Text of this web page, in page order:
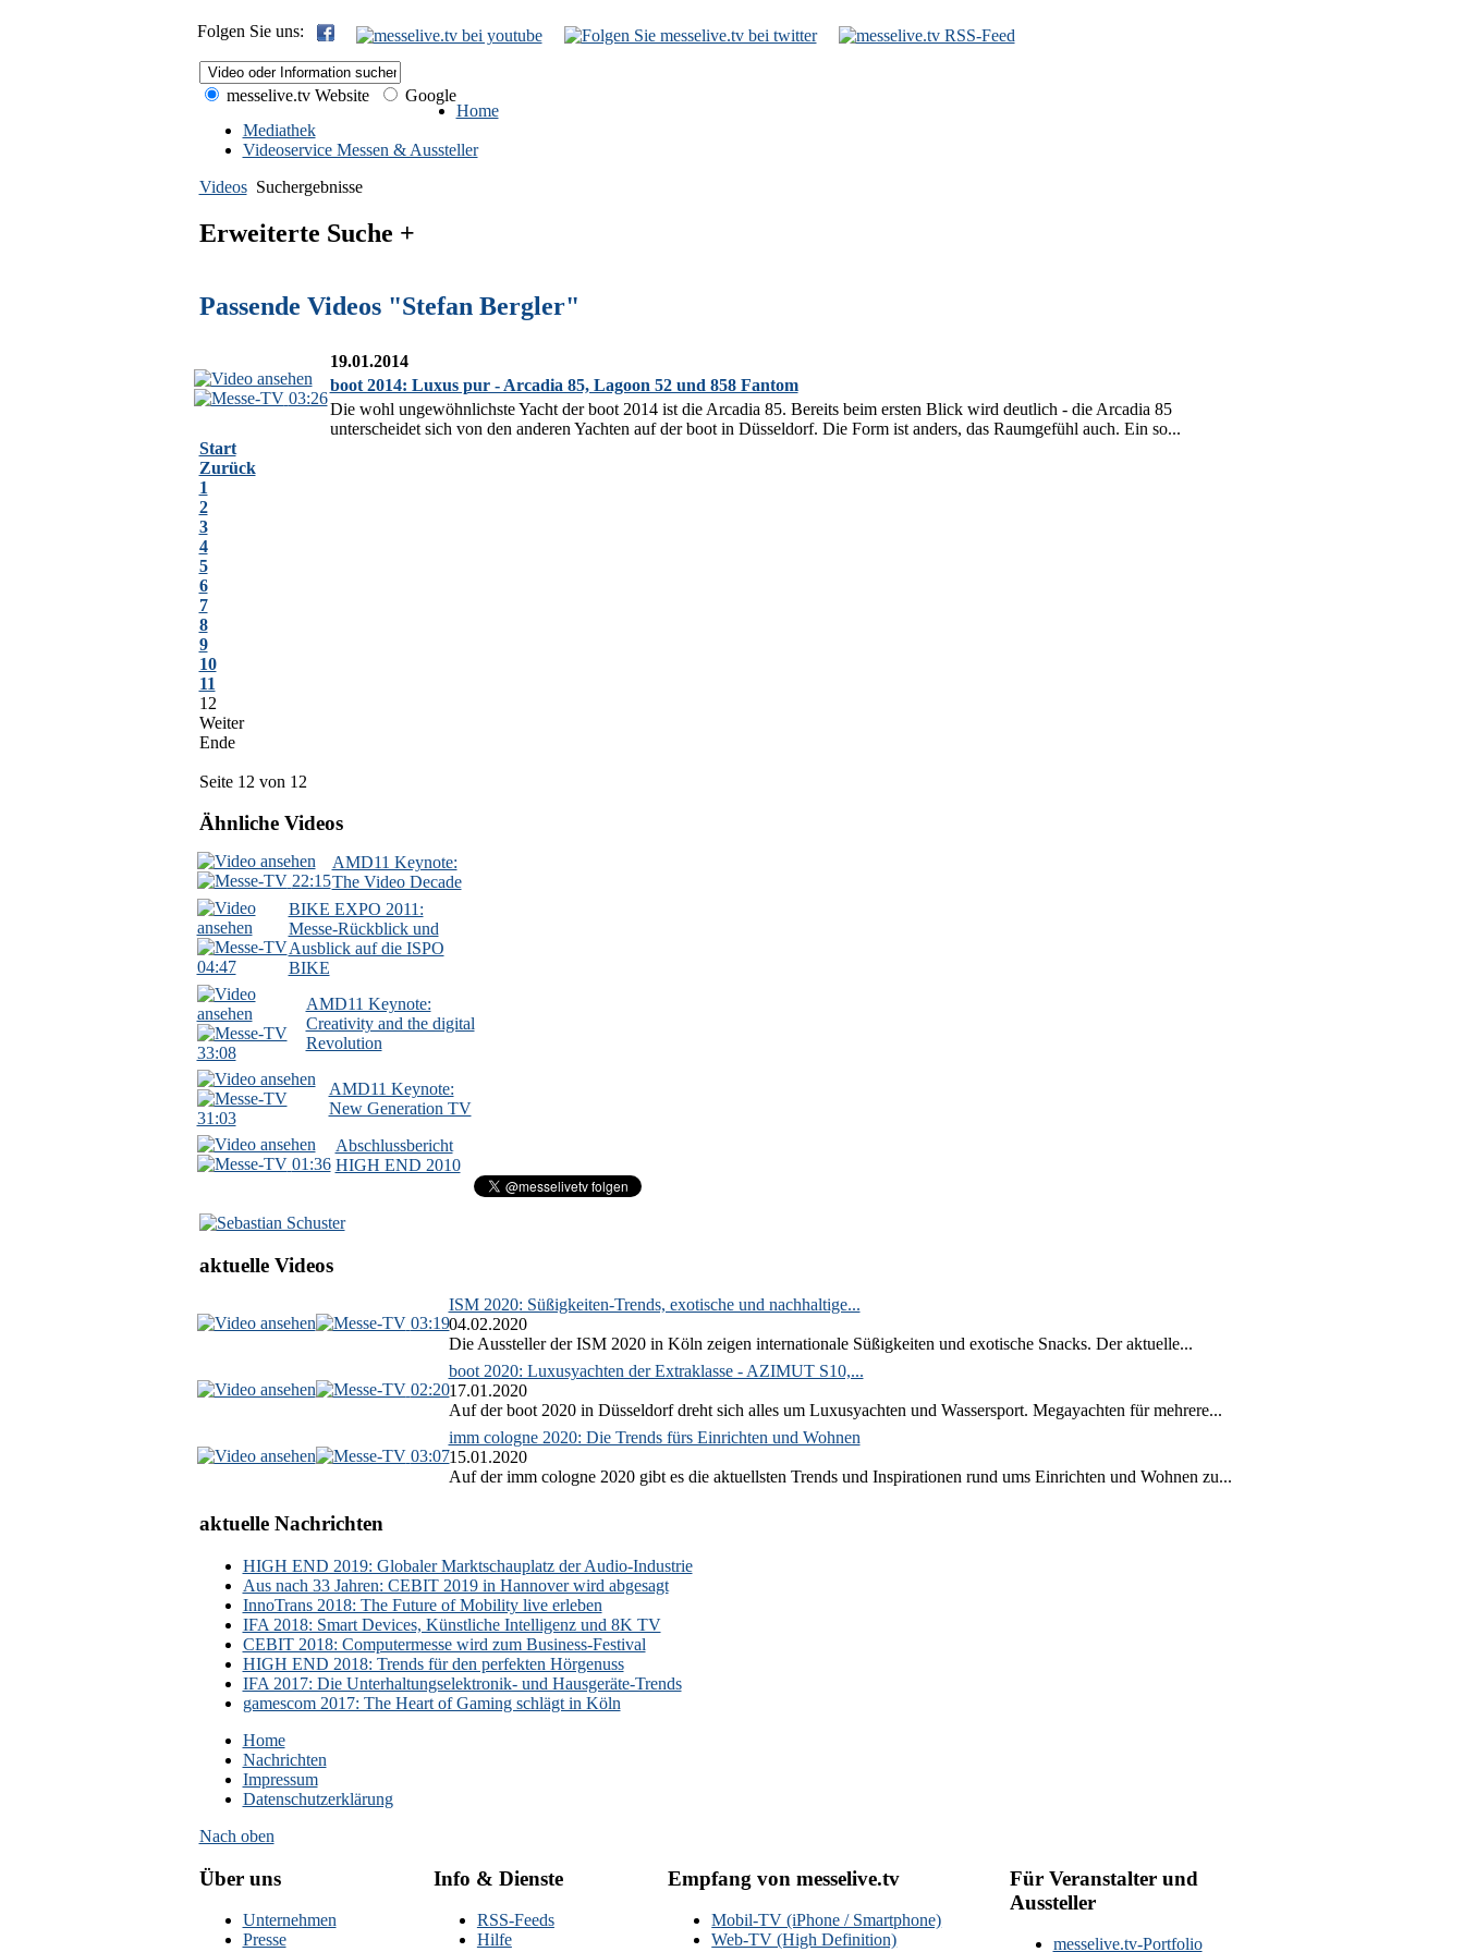
Folgen Sie uns:
messelive.tv Website
Google
Home
Mediathek
Videoservice Messen & Aussteller
Videos Suchergebnisse
Erweiterte Suche +
Passende Videos "Stefan Bergler"
03:26
19.01.2014
boot 2014: Luxus pur - Arcadia 85, Lagoon 52 und 858 Fantom
Die wohl ungewöhnlichste Yacht der boot 2014 ist die Arcadia 85. Bereits beim ersten Blick wird deutlich - die Arcadia 85
unterscheidet sich von den anderen Yachten auf der boot in Düsseldorf. Die Form ist anders, das Raumgefühl auch. Ein so...
Start
Zurück
1
2
3
4
5
6
7
8
9
10
11
12
Weiter
Ende
Seite 12 von 12
Ähnliche Videos
22:15
AMD11 Keynote:
The Video Decade
04:47
BIKE EXPO 2011:
Messe-Rückblick und
Ausblick auf die ISPO
BIKE
33:08
AMD11 Keynote:
Creativity and the digital
Revolution
31:03
AMD11 Keynote:
New Generation TV
01:36
Abschlussbericht
HIGH END 2010
aktuelle Videos
03:19
ISM 2020: Süßigkeiten-Trends, exotische und nachhaltige...
04.02.2020
Die Aussteller der ISM 2020 in Köln zeigen internationale Süßigkeiten und exotische Snacks. Der aktuelle...
02:20
boot 2020: Luxusyachten der Extraklasse - AZIMUT S10,...
17.01.2020
Auf der boot 2020 in Düsseldorf dreht sich alles um Luxusyachten und Wassersport. Megayachten für mehrere...
03:07
imm cologne 2020: Die Trends fürs Einrichten und Wohnen
15.01.2020
Auf der imm cologne 2020 gibt es die aktuellsten Trends und Inspirationen rund ums Einrichten und Wohnen zu...
aktuelle Nachrichten
HIGH END 2019: Globaler Marktschauplatz der Audio-Industrie
Aus nach 33 Jahren: CEBIT 2019 in Hannover wird abgesagt
InnoTrans 2018: The Future of Mobility live erleben
IFA 2018: Smart Devices, Künstliche Intelligenz und 8K TV
CEBIT 2018: Computermesse wird zum Business-Festival
HIGH END 2018: Trends für den perfekten Hörgenuss
IFA 2017: Die Unterhaltungselektronik- und Hausgeräte-Trends
gamescom 2017: The Heart of Gaming schlägt in Köln
Home
Nachrichten
Impressum
Datenschutzerklärung
Nach oben
Über uns
Unternehmen
Presse
Info & Dienste
RSS-Feeds
Hilfe
Empfang von messelive.tv
Mobil-TV (iPhone / Smartphone)
Web-TV (High Definition)
Für Veranstalter und
Aussteller
messelive.tv-Portfolio